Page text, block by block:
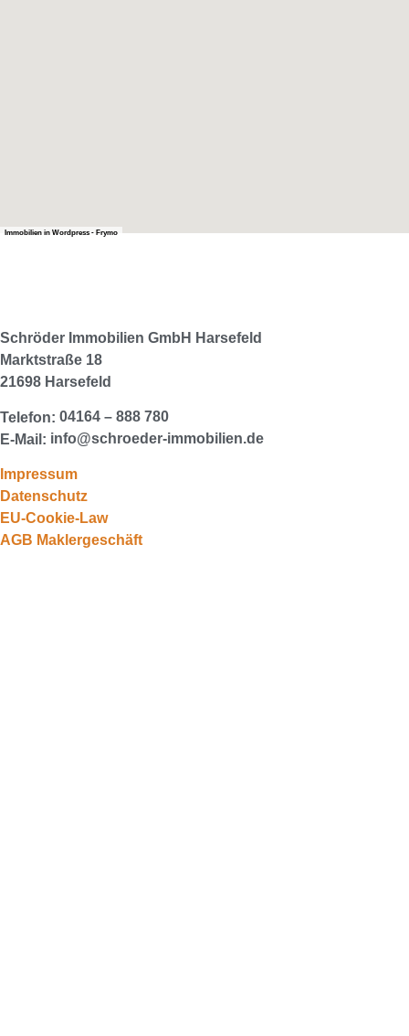
Immobilien in Wordpress - Frymo
Schröder Immobilien GmbH Harsefeld
Marktstraße 18
21698 Harsefeld
Telefon: 04164 – 888 780
E-Mail: info@schroeder-immobilien.de
Impressum
Datenschutz
EU-Cookie-Law
AGB Maklergeschäft